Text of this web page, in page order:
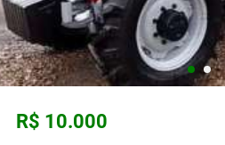
R$ 10.000